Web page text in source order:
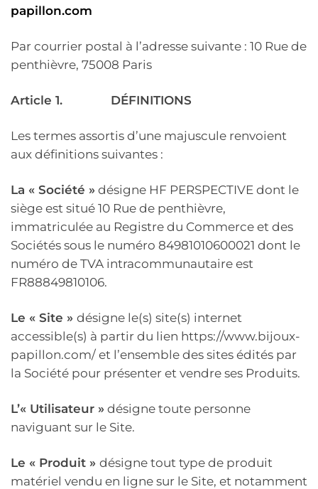
papillon.com
Par courrier postal à l’adresse suivante : 10 Rue de
penthièvre, 75008 Paris
Article 1. DÉFINITIONS
Les termes assortis d’une majuscule renvoient
aux définitions suivantes :
La « Société » désigne HF PERSPECTIVE dont le
siège est situé 10 Rue de penthièvre,
immatriculée au Registre du Commerce et des
Sociétés sous le numéro 84981010600021 dont le
numéro de TVA intracommunautaire est
FR88849810106.
Le « Site » désigne le(s) site(s) internet
accessible(s) à partir du lien https://www.bijoux-
papillon.com/ et l’ensemble des sites édités par
la Société pour présenter et vendre ses Produits.
L’« Utilisateur » désigne toute personne
naviguant sur le Site.
Le « Produit » désigne tout type de produit
matériel vendu en ligne sur le Site, et notamment